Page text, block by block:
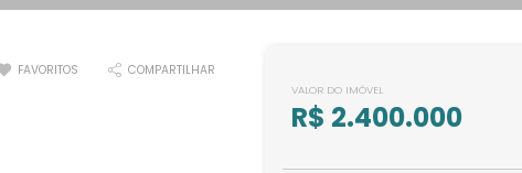
FAVORITOS COMPARTILHAR
VALOR DO IMÓVEL
R$ 2.400.000